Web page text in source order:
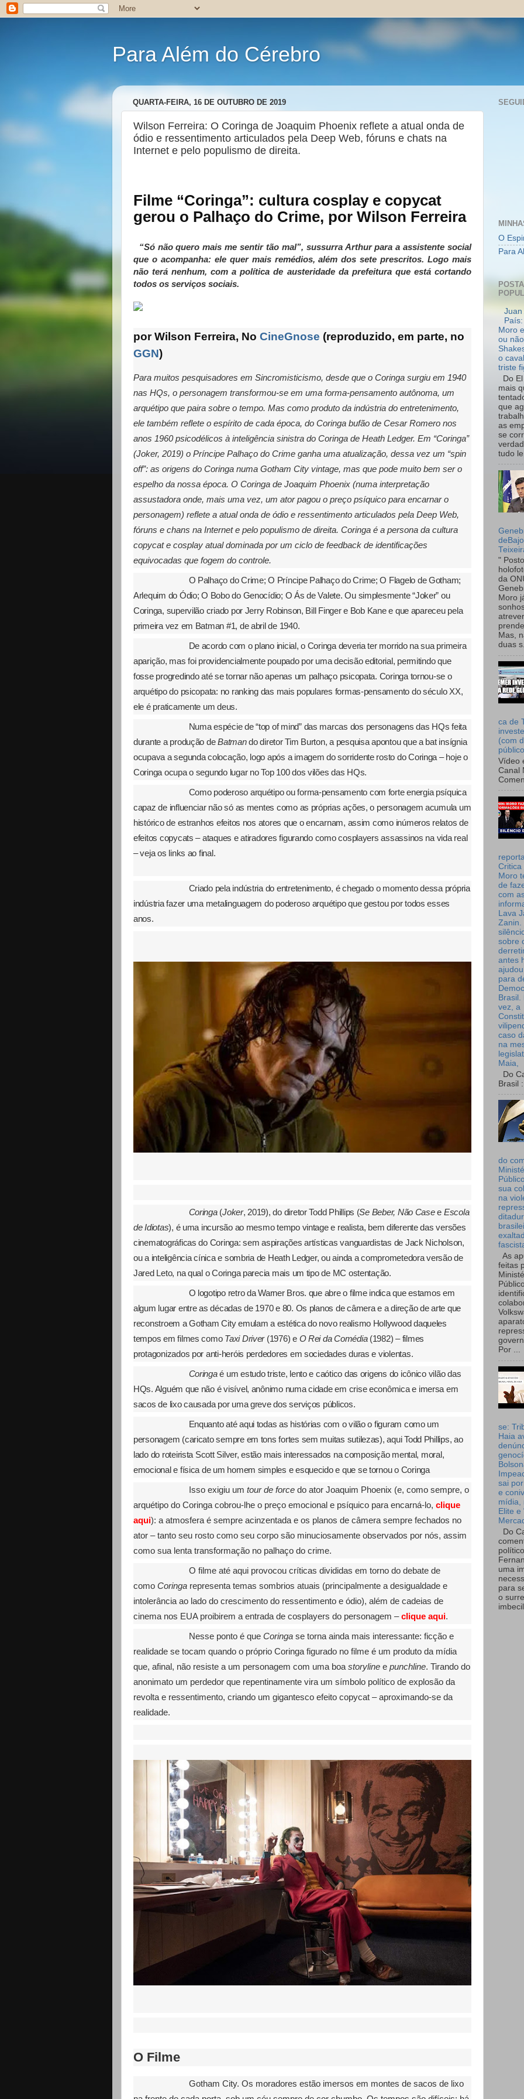
Para Além do Cérebro
QUARTA-FEIRA, 16 DE OUTUBRO DE 2019
Wilson Ferreira: O Coringa de Joaquim Phoenix reflete a atual onda de
ódio e ressentimento articulados pela Deep Web, fóruns e chats na
Internet e pelo populismo de direita.
Filme “Coringa”: cultura cosplay e copycat
gerou o Palhaço do Crime, por Wilson Ferreira
“Só não quero mais me sentir tão mal”, sussurra Arthur para a assistente social
que o acompanha: ele quer mais remédios, além dos sete prescritos. Logo mais
não terá nenhum, com a política de austeridade da prefeitura que está cortando
todos os serviços sociais.
por Wilson Ferreira, No CineGnose (reproduzido, em parte, no
GGN)
Para muitos pesquisadores em Sincromisticismo, desde que o Coringa surgiu em 1940
nas HQs, o personagem transformou-se em uma forma-pensamento autônoma, um
arquétipo que paira sobre o tempo. Mas como produto da indústria do entretenimento,
ele também reflete o espírito de cada época, do Coringa bufão de Cesar Romero nos
anos 1960 psicodélicos à inteligência sinistra do Coringa de Heath Ledger. Em “Coringa”
(Joker, 2019) o Príncipe Palhaço do Crime ganha uma atualização, dessa vez um “spin
off”: as origens do Coringa numa Gotham City vintage, mas que pode muito bem ser o
espelho da nossa época. O Coringa de Joaquim Phoenix (numa interpretação
assustadora onde, mais uma vez, um ator pagou o preço psíquico para encarnar o
personagem) reflete a atual onda de ódio e ressentimento articulados pela Deep Web,
fóruns e chans na Internet e pelo populismo de direita. Coringa é a persona da cultura
copycat e cosplay atual dominada por um ciclo de feedback de identificações
equivocadas que fogem do controle.
O Palhaço do Crime; O Príncipe Palhaço do Crime; O Flagelo de Gotham;
Arlequim do Ódio; O Bobo do Genocídio; O Ás de Valete. Ou simplesmente “Joker” ou
Coringa, supervilão criado por Jerry Robinson, Bill Finger e Bob Kane e que apareceu pela
primeira vez em Batman #1, de abril de 1940.
De acordo com o plano inicial, o Coringa deveria ter morrido na sua primeira
aparição, mas foi providencialmente poupado por uma decisão editorial, permitindo que
fosse progredindo até se tornar não apenas um palhaço psicopata. Coringa tornou-se o
arquétipo do psicopata: no ranking das mais populares formas-pensamento do século XX,
ele é praticamente um deus.
Numa espécie de “top of mind” das marcas dos personagens das HQs feita
durante a produção deBatmando diretor Tim Burton, a pesquisa apontou que a bat insígnia
ocupava a segunda colocação, logo após a imagem do sorridente rosto do Coringa – hoje o
Coringa ocupa o segundo lugar no Top 100 dos vilões das HQs.
Como poderoso arquétipo ou forma-pensamento com forte energia psíquica
capaz de influenciar não só as mentes como as próprias ações, o personagem acumula um
histórico de estranhos efeitos nos atores que o encarnam, assim como inúmeros relatos de
efeitos copycats – ataques e atiradores figurando como cosplayers assassinos na vida real
– veja os links ao final.
Criado pela indústria do entretenimento, é chegado o momento dessa própria
indústria fazer uma metalinguagem do poderoso arquétipo que gestou por todos esses
anos.
Coringa(Joker, 2019), do diretor Todd Phillips (Se Beber, Não Casee Escola
de Idiotas), é uma incursão ao mesmo tempo vintage e realista, bem diferente das versões
cinematográficas do Coringa: sem aspirações artísticas vanguardistas de Jack Nicholson,
ou a inteligência cínica e sombria de Heath Ledger, ou ainda a comprometedora versão de
Jared Leto, na qual o Coringa parecia mais um tipo de MC ostentação.
O logotipo retro da Warner Bros. que abre o filme indica que estamos em
algum lugar entre as décadas de 1970 e 80. Os planos de câmera e a direção de arte que
reconstroem a Gotham City emulam a estética do novo realismo Hollywood daqueles
tempos em filmes como Taxi Driver(1976) e O Rei da Comédia(1982) – filmes
protagonizados por anti-heróis perdedores em sociedades duras e violentas.
Coringaé um estudo triste, lento e caótico das origens do icônico vilão das
HQs. Alguém que não é visível, anônimo numa cidade em crise econômica e imersa em
sacos de lixo causada por uma greve dos serviços públicos.
Enquanto até aqui todas as histórias com o vilão o figuram como um
personagem (caricato sempre em tons fortes sem muitas sutilezas), aqui Todd Phillips, ao
lado do roteirista Scott Silver, estão mais interessados na composição mental, moral,
emocional e física de um homem simples e esquecido e que se tornou o Coringa
Isso exigiu um tour de forcedo ator Joaquim Phoenix (e, como sempre, o
arquétipo do Coringa cobrou-lhe o preço emocional e psíquico para encarná-lo, clique
aqui): a atmosfera é sempre acinzentada e os planos de câmera sempre fechados no
ator – tanto seu rosto como seu corpo são minuciosamente observados por nós, assim
como sua lenta transformação no palhaço do crime.
O filme até aqui provocou críticas divididas em torno do debate de
como Coringa representa temas sombrios atuais (principalmente a desigualdade e
intolerância ao lado do crescimento do ressentimento e ódio), além de cadeias de
cinema nos EUA proibirem a entrada de cosplayers do personagem –clique aqui.
Nesse ponto é que Coringase torna ainda mais interessante: ficção e
realidade se tocam quando o próprio Coringa figurado no filme é um produto da mídia
que, afinal, não resiste a um personagem com uma boa storyline e punchline. Tirando do
anonimato um perdedor que repentinamente vira um símbolo político de explosão da
revolta e ressentimento, criando um gigantesco efeito copycat – aproximando-se da
realidade.
O Filme
Gotham City. Os moradores estão imersos em montes de sacos de lixo
O
Para
Juan
Moro
ou
o
triste
Do
mais
que
as
se
tudo
"
da
Moro
Mas,
duas
ca de
(com
Vídeo
Canal
Critica
Moro
de
com
Lava
Zanin.
sobre
antes
para
Brasil.
vez, a
caso
na
Maia,
Do
Brasil :
do
sua
na
As
feitas
Por ...
se:
Haia
sai
e
mídia,
Elite e
Do
uma
para
o